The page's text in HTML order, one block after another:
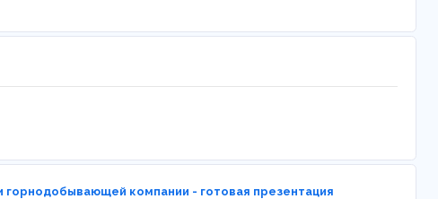
компании - готовая презентация